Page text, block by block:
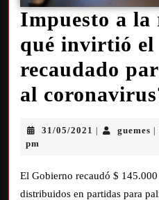
Impuesto a la
qué invirtió el
recaudado
al
31/05/2021 guemes
pm
El Gobierno recaudó $
distribuidos en partidas para